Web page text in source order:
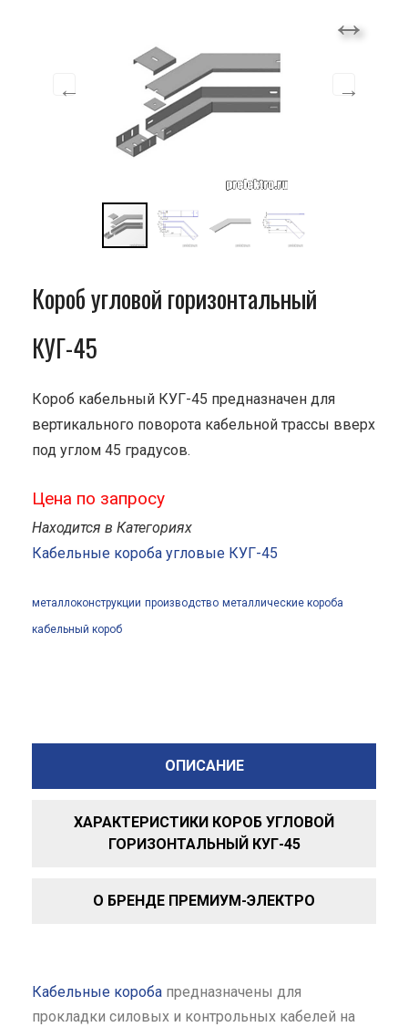
Короб угловой горизонтальный
КУГ-45
Короб кабельный КУГ-45 предназначен для
вертикального поворота кабельной трассы вверх
под углом 45 градусов.
Цена по запросу
Находится в Категориях
Кабельные короба угловые КУГ-45
металлоконструкции производство металлические короба
кабельный короб
ОПИСАНИЕ
ХАРАКТЕРИСТИКИ КОРОБ УГЛОВОЙ
ГОРИЗОНТАЛЬНЫЙ КУГ-45
О БРЕНДЕ ПРЕМИУМ-ЭЛЕКТРО
Кабельные короба предназначены для
прокладки силовых и контрольных кабелей на